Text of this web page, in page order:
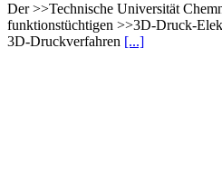
Der >>Technische Universität
funktionstüchtigen >>3D-Druck-
3D-Druckverfahren [...]